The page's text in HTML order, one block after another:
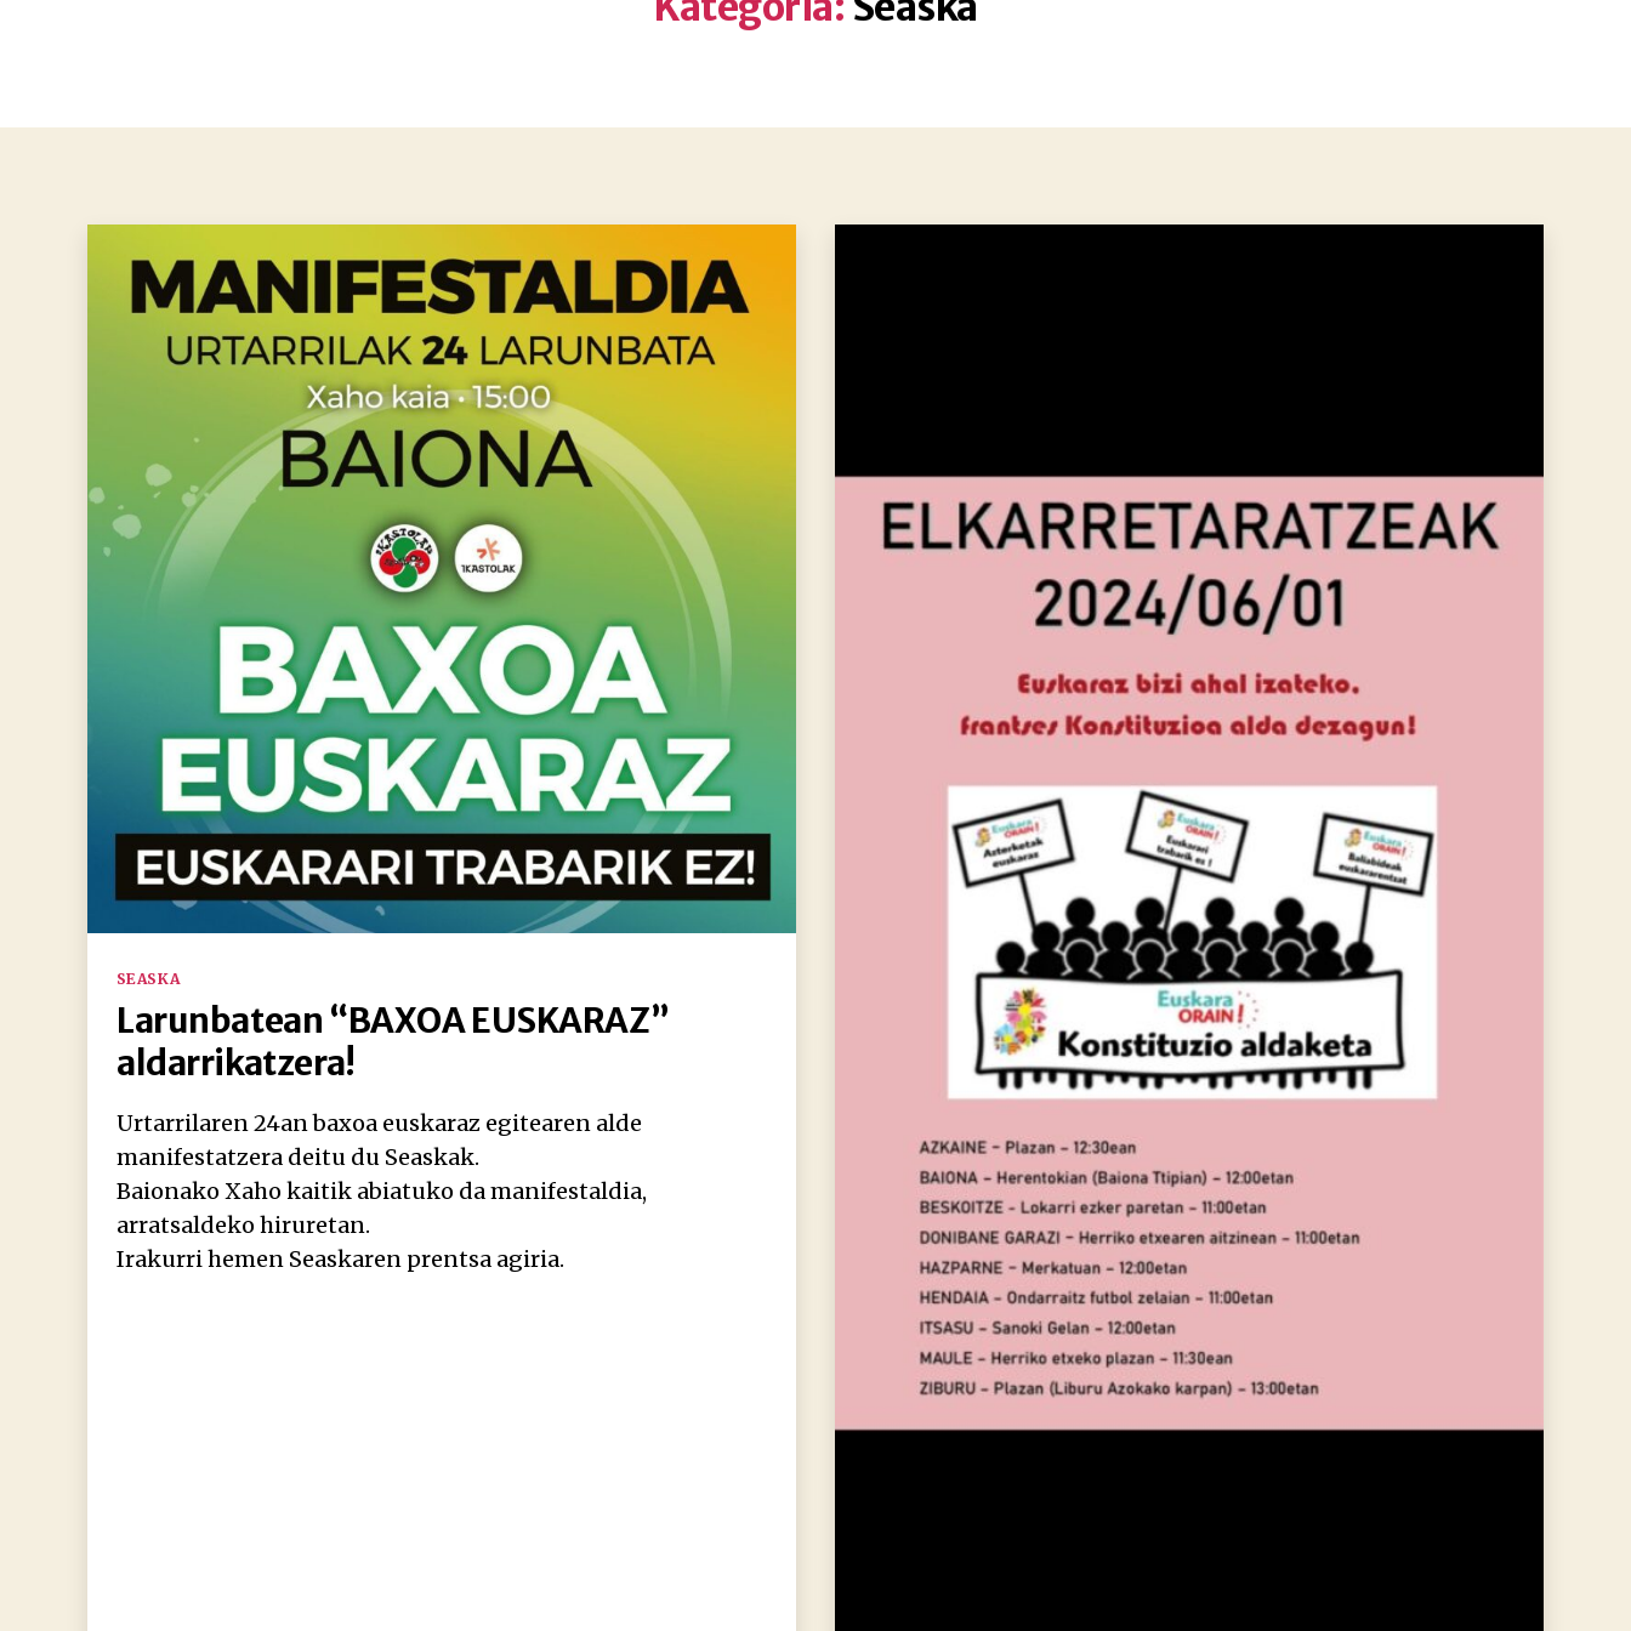
Kategoriak
SEASKA
Larunbatean “BAXOA EUSKARAZ”
aldarrikatzera!
Urtarrilaren 24an baxoa euskaraz egitearen alde
manifestatzera deitu du Seaskak.
Baionako Xaho kaitik abiatuko da manifestaldia,
arratsaldeko hiruretan.
Irakurri hemen Seaskaren prentsa agiria.